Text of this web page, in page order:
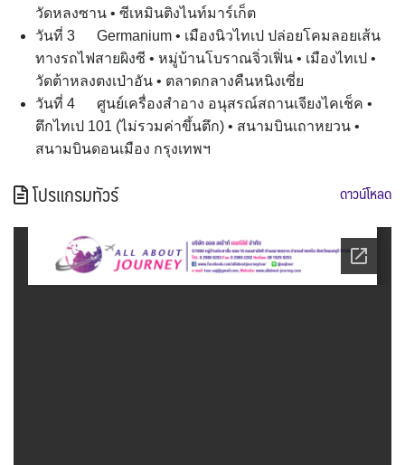
วัดหลงซาน • ซีเหมินติงไนท์มาร์เก็ต
วันที่ 3 Germanium • เมืองนิวไทเป ปล่อยโคมลอยเส้น
ทางรถไฟสายผิงซี • หมู่บ้านโบราณจิ่วเฟิ่น • เมืองไทเป •
วัดต้าหลงตงเป่าอัน • ตลาดกลางคืนหนิงเซี่ย
วันที่ 4 ศูนย์เครื่องสำอาง อนุสรณ์สถานเจียงไคเช็ค •
ตึกไทเป 101 (ไม่รวมค่าขึ้นตึก) • สนามบินเถาหยวน •
สนามบินดอนเมือง กรุงเทพฯ
โปรแกรมทัวร์ ดาวน์โหลด